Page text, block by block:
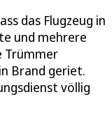
das Flugzeug in
und mehrere
Trümmer
Brand geriet.
völlig